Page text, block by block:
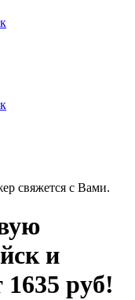
свяжется с Вами.
и
1635 руб!